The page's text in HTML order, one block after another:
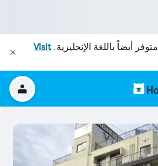
متوفر أيضاً باللغة الإنجليزية.Visit